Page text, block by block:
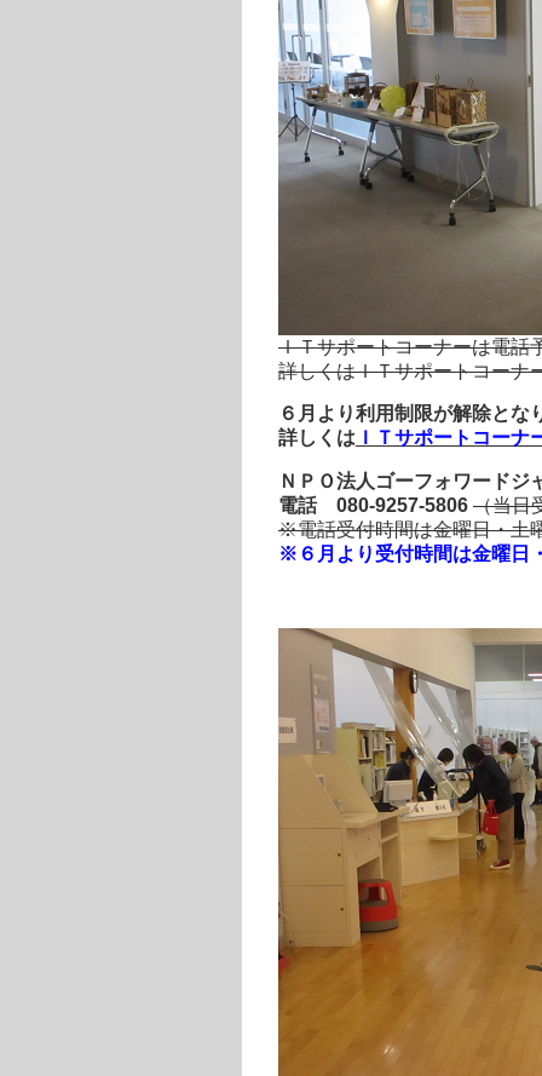
ＩＴサポートコーナーは電話
詳しくはＩＴサポートコーナ
６月より利用制限が解除とな
詳しくは ＩＴサポートコーナ
ＮＰＯ法人ゴーフォワードジ
電話 080-9257-5806 （当日
※電話受付時間は金曜日・土
※６月より受付時間は金曜日